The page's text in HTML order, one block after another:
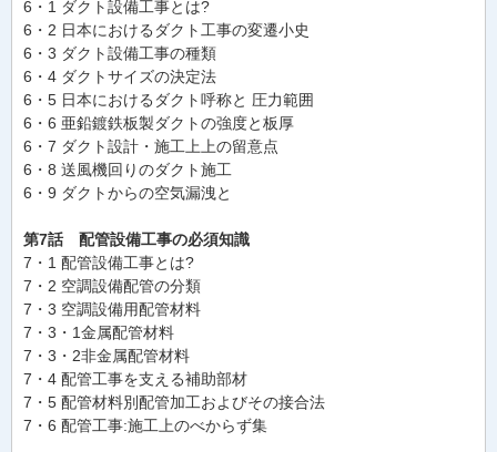
6・1 ダクト設備工事とは?
6・2 日本におけるダクト工事の変遷小史
6・3 ダクト設備工事の種類
6・4 ダクトサイズの決定法
6・5 日本におけるダクト呼称と 圧力範囲
6・6 亜鉛鍍鉄板製ダクトの強度と板厚
6・7 ダクト設計・施工上上の留意点
6・8 送風機回りのダクト施工
6・9 ダクトからの空気漏洩と
第7話 配管設備工事の必須知識
7・1 配管設備工事とは?
7・2 空調設備配管の分類
7・3 空調設備用配管材料
7・3・1金属配管材料
7・3・2非金属配管材料
7・4 配管工事を支える補助部材
7・5 配管材料別配管加工およびその接合法
7・6 配管工事:施工上のべからず集